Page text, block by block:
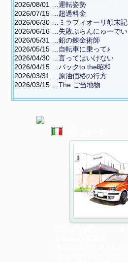
2026/08/01 … 運転姿勢
2026/07/15 … 超過料金
2026/06/30 …
ミラフィオーリ顛末記
2026/06/16 … 失敗ぶらんにゅーでい
2026/05/31 … 鉛の錬金術師
2026/05/15 …
自転車に乗って♪
2026/04/30 … 言ってはいけない
2026/04/15 … バックto the昭和
2026/03/31 …
原油価格の行方
2026/03/15 … The ご当地物